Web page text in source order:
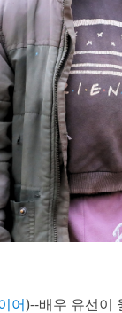
어)--배우 유선이